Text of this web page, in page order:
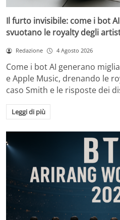
Il furto invisibile: come i bot
svuotano le royalty degli
Redazione 4 Agosto 2026
Come i bot AI generano
e Apple Music, drenando le
caso Smith e le risposte dei
Leggi di più